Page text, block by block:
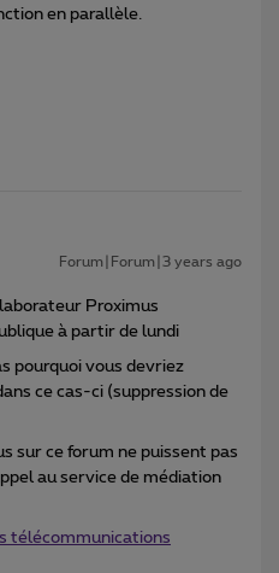
en parallèle.
Forum|Forum|3 years ago
Proximus
à partir de lundi
pourquoi vous devriez
ce cas-ci (suppression de
sur ce forum ne puissent pas
au service de médiation
télécommunications